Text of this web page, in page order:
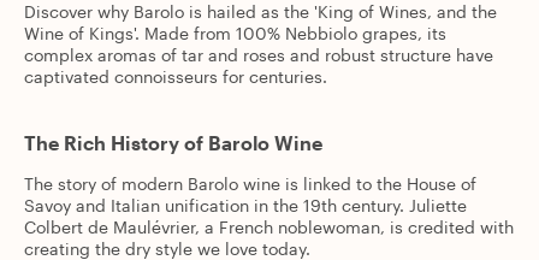
Discover why Barolo is hailed as the 'King of Wines, and the
Wine of Kings'. Made from 100% Nebbiolo grapes, its
complex aromas of tar and roses and robust structure have
captivated connoisseurs for centuries.
The Rich History of Barolo Wine
The story of modern Barolo wine is linked to the House of
Savoy and Italian unification in the 19th century. Juliette
Colbert de Maulévrier, a French noblewoman, is credited with
creating the dry style we love today.